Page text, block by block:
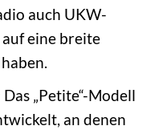
auch UKW-
auf eine breite
Das „Petite“-Modell
an denen